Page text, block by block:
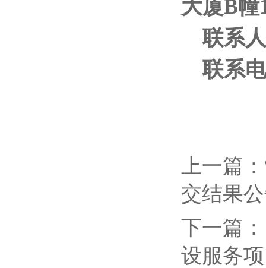
大厦B幢
联系
联系
上一篇：
交结果
下一篇：
设服务